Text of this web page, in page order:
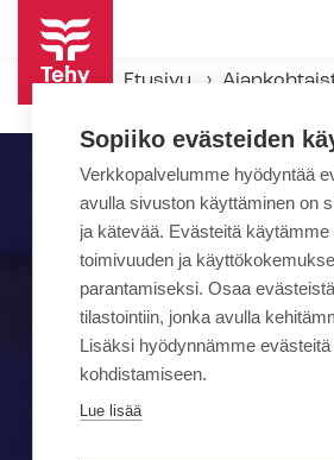
Hyppää
pääsisältöön
Etusivu
Sopiiko evästeiden
Verkkopalvelumme hyödyntää
avulla sivuston käyttäminen on
ja kätevää. Evästeitä
toimivuuden ja
parantamiseksi. Osaa
tilastointiin, jonka avulla
Lisäksi hyödynnämme
kohdistamiseen.
Lue lisää